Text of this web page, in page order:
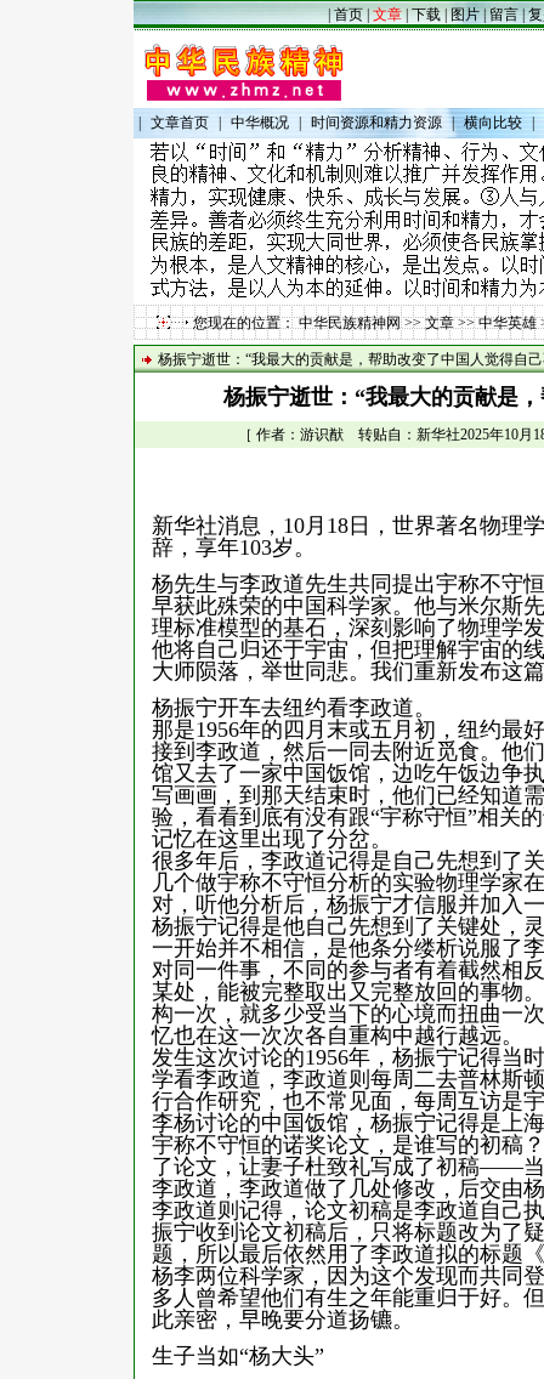
|首页|文章|下载| 图片|留言|
文章首页 中华概况 时间资源和精力资源 | 横向比较
您现在的位置：中华民族精神网>>文章>>中华英雄
杨振宁逝世：“我最大的贡献是，帮助改变了中国人觉得自
杨振宁逝世：“我最大的贡献是
［ 作者：游识猷 转贴自：新华社2025年10
新华社消息，10月18日，世界著名物理
辞，享年103岁。
杨先生与李政道先生共同提出宇称不守
早获此殊荣的中国科学家。他与米尔斯
理标准模型的基石，深刻影响了物理学
他将自己归还于宇宙，但把理解宇宙的
大师陨落，举世同悲。我们重新发布这
杨振宁开车去纽约看李政道。
那是1956年的四月末或五月初，纽约最
接到李政道，然后一同去附近觅食。他
馆又去了一家中国饭馆，边吃午饭边争
写画画，到那天结束时，他们已经知
验，看看到底有没有跟“宇称守恒”相关
记忆在这里出现了分岔。
很多年后，李政道记得是自己先想到了
几个做宇称不守恒分析的实验物理学家
对，听他分析后，杨振宁才信服并加入
杨振宁记得是他自己先想到了关键处，
一开始并不相信，是他条分缕析说服了
对同一件事，不同的参与者有着截然相
某处，能被完整取出又完整放回的事物
构一次，就多少受当下的心境而扭曲一
忆也在这一次次各自重构中越行越远。
发生这次讨论的1956年，杨振宁记得当
学看李政道，李政道则每周二去普林斯
行合作研究，也不常见面，每周互访是
李杨讨论的中国饭馆，杨振宁记得是上
宇称不守恒的诺奖论文，是谁写的初稿
了论文，让妻子杜致礼写成了初稿——
李政道，李政道做了几处修改，后交由
李政道则记得，论文初稿是李政道自己
振宁收到论文初稿后，只将标题改为了
题，所以最后依然用了李政道拟的标题
杨李两位科学家，因为这个发现而共同
多人曾希望他们有生之年能重归于好。
此亲密，早晚要分道扬镳。
生子当如“杨大头”